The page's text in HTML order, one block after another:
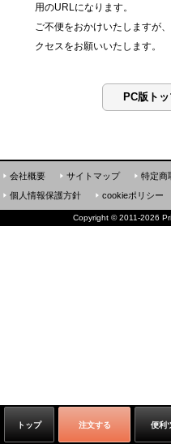
用のURLになります。
ご不便をおかけいたしますが
クセスをお願いいたします。
PC版ト
トップ 注文する 便利
会社概要 サイトマップ 特定商
個人情報保護方針
cookieポリシー
Copyright ©2011-2026